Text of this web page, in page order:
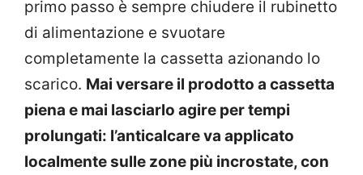
primo passo è sempre chiudere il rubinetto
di alimentazione e svuotare
completamente la cassetta azionando lo
scarico. Mai versare il prodotto a cassetta
piena e mai lasciarlo agire per tempi
prolungati: l’anticalcare va applicato
localmente sulle zone più incrostate, con